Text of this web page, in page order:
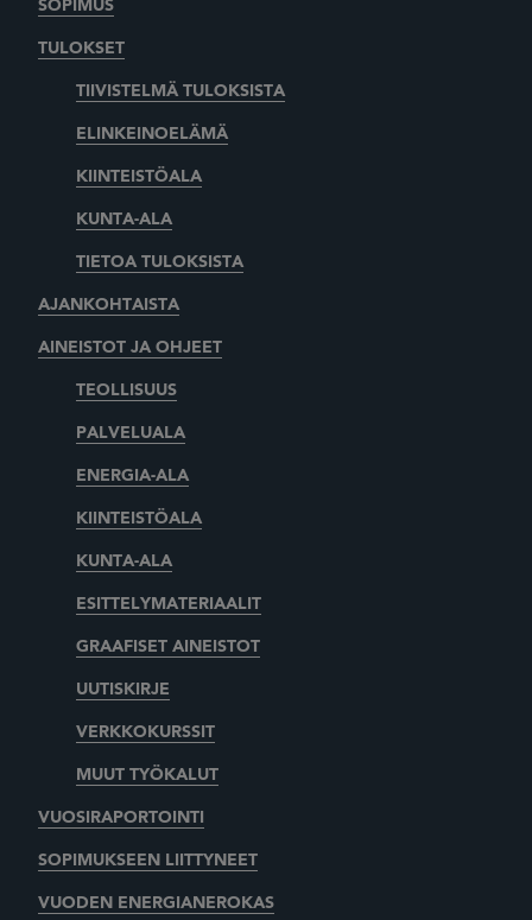
SOPIMUS
TULOKSET
TIIVISTELMÄ TULOKSISTA
ELINKEINOELÄMÄ
KIINTEISTÖALA
KUNTA-ALA
TIETOA TULOKSISTA
AJANKOHTAISTA
AINEISTOT JA OHJEET
TEOLLISUUS
PALVELUALA
ENERGIA-ALA
KIINTEISTÖALA
KUNTA-ALA
ESITTELYMATERIAALIT
GRAAFISET AINEISTOT
UUTISKIRJE
VERKKOKURSSIT
MUUT TYÖKALUT
VUOSIRAPORTOINTI
SOPIMUKSEEN LIITTYNEET
VUODEN ENERGIANEROKAS